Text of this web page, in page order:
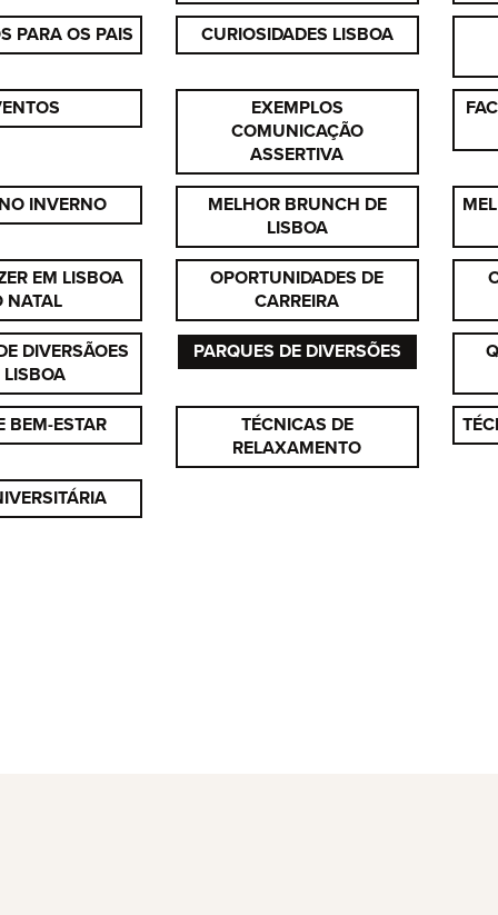
PARA OS PAIS CURIOSIDADES LISBOA
EXEMPLOS
COMUNICAÇÃO
ASSERTIVA
INVERNO
MELHOR BRUNCH DE
LISBOA
EM LISBOA
NATAL
OPORTUNIDADES DE
CARREIRA
DIVERSÃOES
LISBOA
PARQUES DE DIVERSÕES
BEM-ESTAR
TÉCNICAS DE
RELAXAMENTO